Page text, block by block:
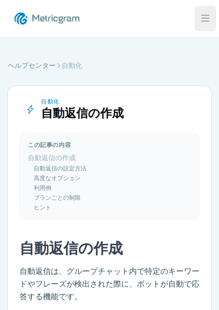
メ
ヘルプセンター 自動化
自動化
自動返信の作成
この記事の内容
自動返信の作成
自動返信の設定方法
高度なオプション
利用例
プランごとの制限
ヒント
自動返信の作成
自動返信は、グループチャット内で特定のキーワー
ドやフレーズが検出された際に、ボットが自動で応
答する機能です。